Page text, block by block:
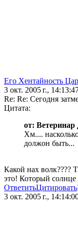
Его Хентайность
3 окт. 2005 г.,
Re: Re: Сегодня
Цитата:
от:
Хм....
должон быть...
Какой нах волк????
это! Который солнце
ОтветитьЦитировать
3 окт. 2005 г.,